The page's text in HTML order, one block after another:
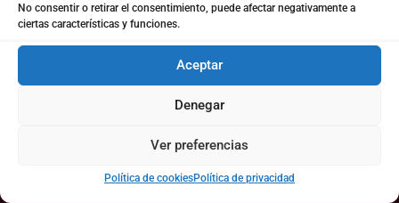
No consentir o retirar el consentimiento, puede afectar negativamente a
ciertas características y funciones.
Aceptar
Denegar
Ver preferencias
Política de cookiesPolítica de privacidad
CONTACTO
coto@cotoconsulting.com